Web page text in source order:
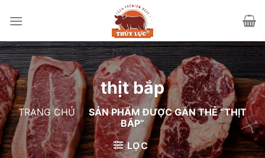
thịt bắp
TRANG CHỦ / SẢN PHẨM ĐƯỢC GẮN THẺ “THỊT
BẮP”
LỌC